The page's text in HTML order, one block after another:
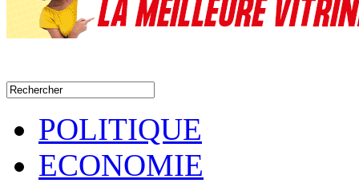
POLITIQUE
ECONOMIE